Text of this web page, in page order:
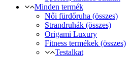
Minden termék
Női fürdőruha (összes)
Strandruhák (összes)
Origami Luxury
Fitness termékek (összes)
Testalkat